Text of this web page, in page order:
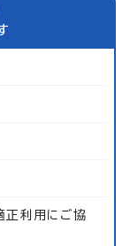
正利用にご協